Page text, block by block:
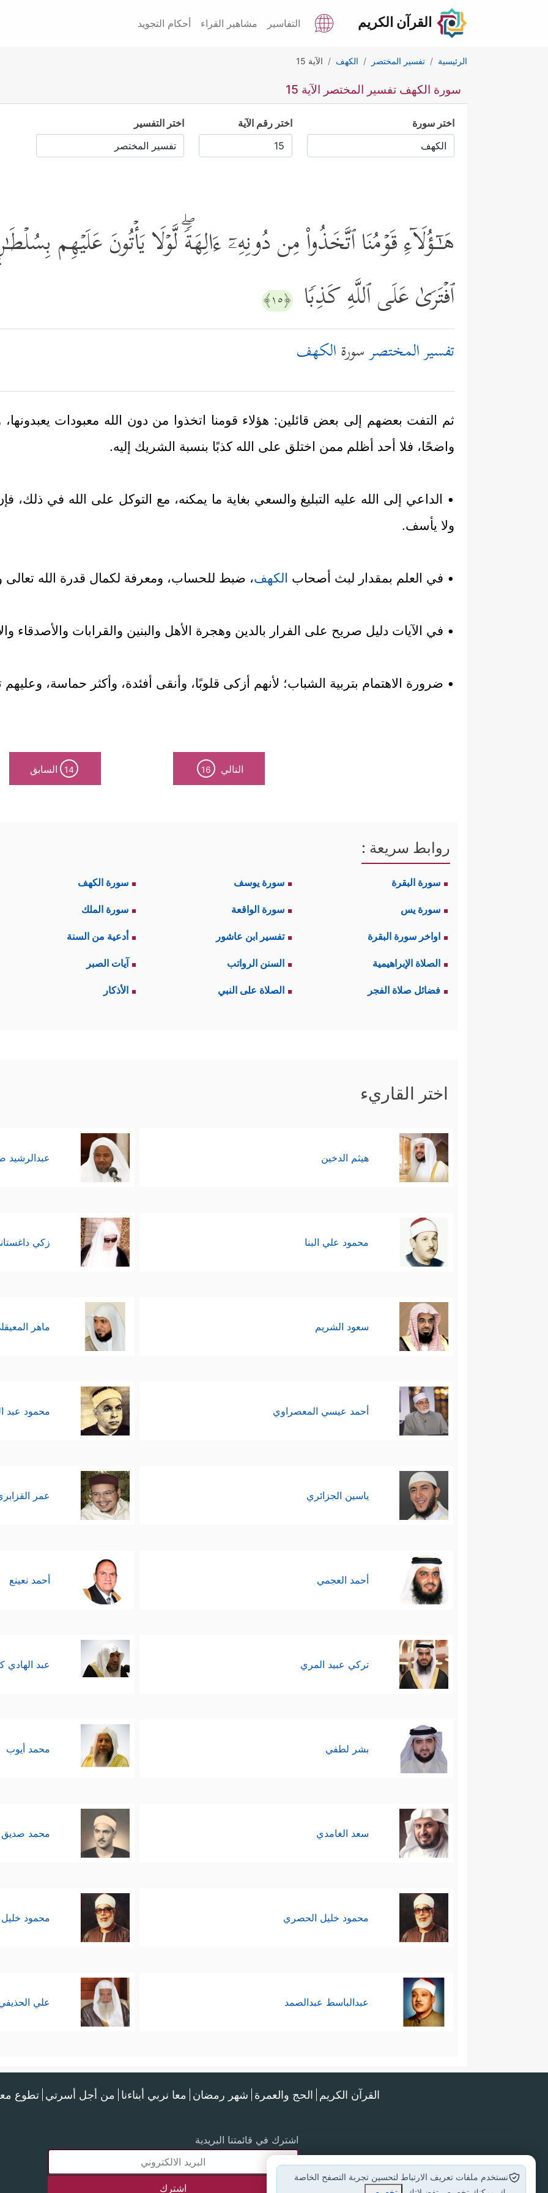
القرآن الكريم التفاسير مشاهير القراء أحكام التجويد
الرئيسية تفسير المختصر الكهف الآية 15
سورة الكهف تفسير المختصر الآية 15
اختر سورة اختر رقم الآية اختر التفسير
هَـٰۤـؤُلَاۤءِ قَوۡمُنَا ٱتَّخَذُواْ مِن دُونِهِۦۤ ءَالِهَةࣰۖ لَّوۡلَا یَأۡتُونَ عَلَیۡهِم
ٱفۡتَرَىٰ عَلَى ٱللَّهِ كَذِبࣰا ﴿١٥﴾
تفسير المختصرسورةالكهف
ثم التفت بعضهم إلى بعض قائلين: هؤلاء قومنا اتخذوا من دون الله معبودات
واضحًا، فلا أحد أظلم ممن اختلق على الله كذبًا بنسبة الشريك إليه.
• الداعي إلى الله عليه التبليغ والسعي بغاية ما يمكنه، مع التوكل على الله في ذلك،
ولا يأسف.
• في العلم بمقدار لبث أصحاب الكهف، ضبط للحساب، ومعرفة لكمال قدرة الله تعالى
• في الآيات دليل صريح على الفرار بالدين وهجرة الأهل والبنين والقرابات والأصدقاء
• ضرورة الاهتمام بتربية الشباب؛ لأنهم أزكى قلوبًا، وأنقى أفئدة، وأكثر حماسة،
التالي 16
14 السابق
روابط سريعة :
سورة البقرة سورة يوسف سورة الكهف
سورة يس سورة الواقعة سورة الملك
اواخر سورة البقرة تفسير ابن عاشور أدعية من السنة
الصلاة الإبراهيمية السنن الرواتب آيات الصبر
فضائل صلاة الفجر الصلاة على النبي الأذكار
اختر القاريء
هيثم الدخين عبدالرشيد
محمود علي البنا زكي
سعود الشريم ماهر
أحمد عيسي المعصراوي محمود عبد
ياسين الجزائري عمر
أحمد العجمي أحمد نعينع
تركي عبيد المري عبد الهادي
بشر لطفي محمد أيوب
سعد الغامدي محمد صديق
محمود خليل الحصري محمود
عبدالباسط عبدالصمد علي
القرآن الكريم الحج والعمرة شهر رمضان معا نربي أبناءنا من أجل أسرتي تطوع
اشترك في قائمتنا البريدية
نستخدم ملفات تعريف الارتباط لتحسين تجربة التصفح الخاصة